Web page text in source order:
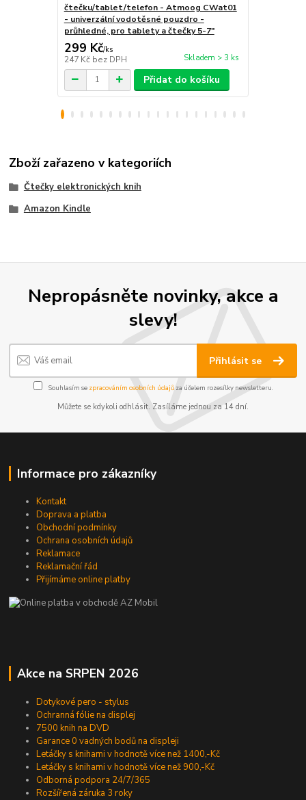
čtečku/tablet/telefon - Atmoog CWat01
- univerzální vodotěsné pouzdro -
průhledné, pro tablety a čtečky 5-7"
299 Kč/ks
247 Kč bez DPH Skladem > 3 ks
Přidat do košíku
Zboží zařazeno v kategoriích
Čtečky elektronických knih
Amazon Kindle
Nepropásněte novinky, akce a
slevy!
Přihlásit se
Souhlasím se zpracováním osobních údajůza účelem rozesílky newsletteru.
Můžete se kdykoli odhlásit. Zasíláme jednou za 14 dní.
Informace pro zákazníky
Kontakt
Doprava a platba
Obchodní podmínky
Ochrana osobních údajů
Reklamace
Reklamační řád
Přijímáme online platby
Akce na SRPEN 2026
Dotykové pero - stylus
Ochranná fólie na displej
7500 knih na DVD
Garance 0 vadných bodů na displeji
Letáčky s knihami v hodnotě více než 1400,-Kč
Letáčky s knihami v hodnotě více než 900,-Kč
Odborná podpora 24/7/365
Rozšířená záruka 3 roky